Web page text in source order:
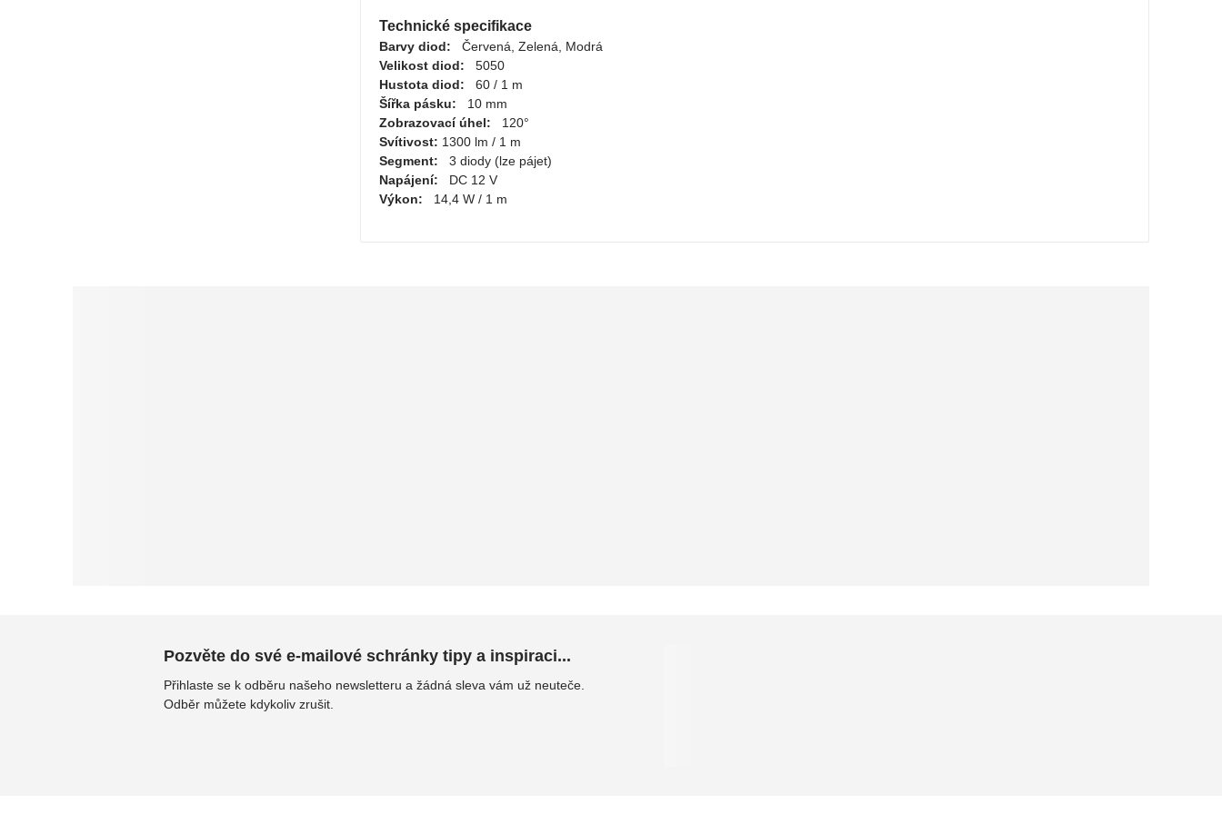
Technické specifikace
Barvy diod: Červená, Zelená, Modrá
Velikost diod: 5050
Hustota diod: 60 / 1 m
Šířka pásku: 10 mm
Zobrazovací úhel: 120°
Svítivost: 1300 lm / 1 m
Segment: 3 diody (lze pájet)
Napájení: DC 12 V
Výkon: 14,4 W / 1 m
Pozvěte do své e-mailové schránky tipy a inspiraci...
Přihlaste se k odběru našeho newsletteru a žádná sleva vám už neuteče.
Odběr můžete kdykoliv zrušit.